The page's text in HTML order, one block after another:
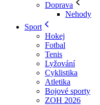
Doprava
Nehody
Sport
Hokej
Fotbal
Tenis
Lyžování
Cyklistika
Atletika
Bojové sporty
ZOH 2026